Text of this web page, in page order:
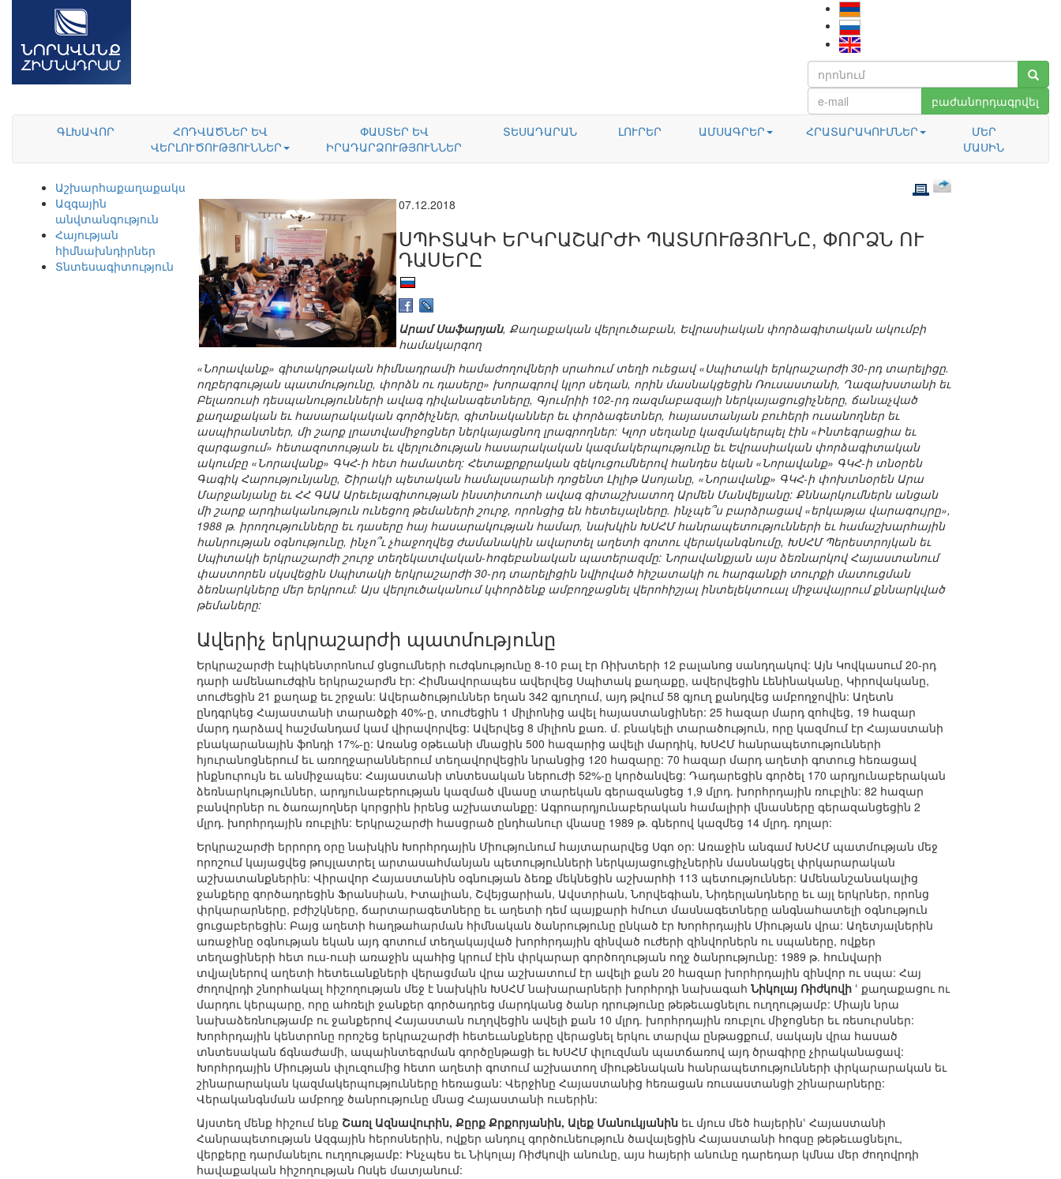
բաժանորդագրվել
ԳԼԽԱՎՈՐ
ՀՈԴՎԱԾՆԵՐ ԵՎ
ՎԵՐԼՈՒԾՈՒԹՅՈՒՆՆԵՐ
ՓԱՍՏԵՐ ԵՎ
ԻՐԱԴԱՐՁՈՒԹՅՈՒՆՆԵՐ
ՏԵՍԱԴԱՐԱՆ ԼՈՒՐԵՐ ԱՄՍԱԳՐԵՐ ՀՐԱՏԱՐԱԿՈՒՄՆԵՐ
ՄԵՐ
ՄԱՍԻՆ
Աշխարհաքաղաքականություն
Ազգային
անվտանգություն
Հայության
հիմնախնդիրներ
Տնտեսագիտություն
07.12.2018
ՍՊԻՏԱԿԻ ԵՐԿՐԱՇԱՐԺԻ ՊԱՏՄՈՒԹՅՈՒՆԸ, ՓՈՐՁՆ ՈՒ
ԴԱՍԵՐԸ
Արամ Սաֆարյան, Քաղաքական վերլուծաբան, Եվրասիական փորձագիտական ակումբի
համակարգող
«Նորավանք» գիտակրթական հիմնադրամի համաժողովների սրահում տեղի ուեցավ «Սպիտակի երկրաշարժի 30-րդ տարելիցը.
ողբերգության պատմությունը, փորձն ու դասերը» խորագրով կլոր սեղան, որին մասնակցեցին Ռուսաստանի, Ղազախստանի եւ
Բելառուսի դեսպանությունների ավագ դիվանագետները, Գյումրիի 102-րդ ռազմաբազայի ներկայացուցիչները, ճանաչված
քաղաքական եւ հասարակական գործիչներ, գիտնականներ եւ փորձագետներ, հայաստանյան բուհերի ուսանողներ եւ
ասպիրանտներ, մի շարք լրատվամիջոցներ ներկայացնող լրագրողներ: Կլոր սեղանը կազմակերպել էին «Ինտեգրացիա եւ
զարգացում» հետազոտության եւ վերլուծության հասարակական կազմակերպությունը եւ Եվրասիական փորձագիտական
ակումբը «Նորավանք» ԳԿՀ-ի հետ համատեղ: Հետաքրքրական զեկուցումներով հանդես եկան «Նորավանք» ԳԿՀ-ի տնօրեն
Գագիկ Հարությունյանը, Շիրակի պետական համալսարանի դոցենտ Լիլիթ Ասոյանը, «Նորավանք» ԳԿՀ-ի փոխտնօրեն Արա
Մարջանյանը եւ ՀՀ ԳԱԱ Արեւելագիտության ինստիտուտի ավագ գիտաշխատող Արմեն Մանվելյանը: Քննարկումներն անցան
մի շարք արդիականություն ունեցող թեմաների շուրջ, որոնցից են հետեւյալները. ինչպե՞ս բարձրացավ «երկաթյա վարագույրը»,
1988 թ. իրողությունները եւ դասերը հայ հասարակության համար, նախկին ԽՍՀՄ հանրապետությունների եւ համաշխարհային
հանրության օգնությունը, ինչո՞ւ չհաջողվեց ժամանակին ավարտել աղետի գոտու վերականգնումը, ԽՍՀՄ Պերեստրոյկան եւ
Սպիտակի երկրաշարժի շուրջ տեղեկատվական-հոգեբանական պատերազմը: Նորավանքյան այս ձեռնարկով Հայաստանում
փաստորեն սկսվեցին Սպիտակի երկրաշարժի 30-րդ տարելիցին նվիրված հիշատակի ու հարգանքի տուրքի մատուցման
ձեռնարկները մեր երկրում: Այս վերլուծականում կփորձենք ամբողջացնել վերոհիշյալ ինտելեկտուալ միջավայրում քննարկված
թեմաները:
Ավերիչ երկրաշարժի պատմությունը
Երկրաշարժի էպիկենտրոնում ցնցումների ուժգնությունը 8-10 բալ էր Ռիխտերի 12 բալանոց սանդղակով: Այն Կովկասում 20-րդ
դարի ամենաուժգին երկրաշարժն էր: Հիմնավորապես ավերվեց Սպիտակ քաղաքը, ավերվեցին Լենինականը, Կիրովականը,
տուժեցին 21 քաղաք եւ շրջան: Ավերածություններ եղան 342 գյուղում, այդ թվում 58 գյուղ քանդվեց ամբողջովին: Աղետն
ընդգրկեց Հայաստանի տարածքի 40%-ը, տուժեցին 1 միլիոնից ավել հայաստանցիներ: 25 հազար մարդ զոհվեց, 19 հազար
մարդ դարձավ հաշմանդամ կամ վիրավորվեց: Ավերվեց 8 միլիոն քառ. մ. բնակելի տարածություն, որը կազմում էր Հայաստանի
բնակարանային ֆոնդի 17%-ը: Առանց օթեւանի մնացին 500 հազարից ավելի մարդիկ, ԽՍՀՄ հանրապետությունների
հյուրանոցներում եւ առողջարաններում տեղավորվեցին նրանցից 120 հազարը: 70 հազար մարդ աղետի գոտուց հեռացավ
ինքնուրույն եւ անմիջապես: Հայաստանի տնտեսական ներուժի 52%-ը կործանվեց: Դադարեցին գործել 170 արդյունաբերական
ձեռնարկություններ, արդյունաբերության կազմած վնասը տարեկան գերազանցեց 1,9 մլրդ. խորհրդային ռուբլին: 82 հազար
բանվորներ ու ծառայողներ կորցրին իրենց աշխատանքը: Ագրոարդյունաբերական համալիրի վնասները գերազանցեցին 2
մլրդ. խորհրդային ռուբլին: Երկրաշարժի հասցրած ընդհանուր վնասը 1989 թ. գներով կազմեց 14 մլրդ. դոլար:
Երկրաշարժի երրորդ օրը նախկին Խորհրդային Միությունում հայտարարվեց Սգո օր: Առաջին անգամ ԽՍՀՄ պատմության մեջ
որոշում կայացվեց թույլատրել արտասահմանյան պետությունների ներկայացուցիչներին մասնակցել փրկարարական
աշխատանքներին: Վիրավոր Հայաստանին օգնության ձեռք մեկնեցին աշխարհի 113 պետություններ: Ամենանշանակալից
ջանքերը գործադրեցին Ֆրանսիան, Իտալիան, Շվեյցարիան, Ավստրիան, Նորվեգիան, Նիդերլանդները եւ այլ երկրներ, որոնց
փրկարարները, բժիշկները, ճարտարագետները եւ աղետի դեմ պայքարի հմուտ մասնագետները անգնահատելի օգնություն
ցուցաբերեցին: Բայց աղետի հաղթահարման հիմնական ծանրությունը ընկած էր Խորհրդային Միության վրա: Աղետյալներին
առաջինը օգնության եկան այդ գոտում տեղակայված խորհրդային զինված ուժերի զինվորներն ու սպաները, ովքեր
տեղացիների հետ ուս-ուսի առաջին պահից կրում էին փրկարար գործողության ողջ ծանրությունը: 1989 թ. հունվարի
տվյալներով աղետի հետեւանքների վերացման վրա աշխատում էր ավելի քան 20 հազար խորհրդային զինվոր ու սպա: Հայ
ժողովրդի շնորհակալ հիշողության մեջ է նախկին ԽՍՀՄ նախարարների խորհրդի նախագահ Նիկոլայ Ռիժկովի ՙ քաղաքացու ու
մարդու կերպարը, որը ահռելի ջանքեր գործադրեց մարդկանց ծանր դրությունը թեթեւացնելու ուղղությամբ: Միայն նրա
նախաձեռնությամբ ու ջանքերով Հայաստան ուղղվեցին ավելի քան 10 մլրդ. խորհրդային ռուբլու միջոցներ եւ ռեսուրսներ:
Խորհրդային կենտրոնը որոշեց երկրաշարժի հետեւանքները վերացնել երկու տարվա ընթացքում, սակայն վրա հասած
տնտեսական ճգնաժամի, ապաինտեգրման գործընթացի եւ ԽՍՀՄ փլուզման պատճառով այդ ծրագիրը չիրականացավ:
Խորհրդային Միության փլուզումից հետո աղետի գոտում աշխատող միութենական հանրապետությունների փրկարարական եւ
շինարարական կազմակերպությունները հեռացան: Վերջինը Հայաստանից հեռացան ռուսաստանցի շինարարները:
Վերականգնման ամբողջ ծանրությունը մնաց Հայաստանի ուսերին:
Այստեղ մենք հիշում ենք Շառլ Ազնավուրին, Քըրք Քրքորյանին, Ալեք Մանուկյանին եւ մյուս մեծ հայերինՙ Հայաստանի
Հանրապետության Ազգային հերոսներին, ովքեր անդուլ գործունեություն ծավալեցին Հայաստանի հոգսը թեթեւացնելու,
վերքերը դարմանելու ուղղությամբ: Ինչպես եւ Նիկոլայ Ռիժկովի անունը, այս հայերի անունը դարեդար կմնա մեր ժողովրդի
հավաքական հիշողության Ոսկե մատյանում: